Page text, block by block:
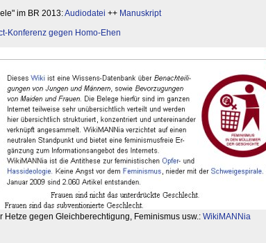
im BR 2013:Audiodatei ++ Manuskript
Konferenz gegen Homo-Ehen
Hetze gegen Gleichberechtigung, Feminismus usw.: WikiMANNia